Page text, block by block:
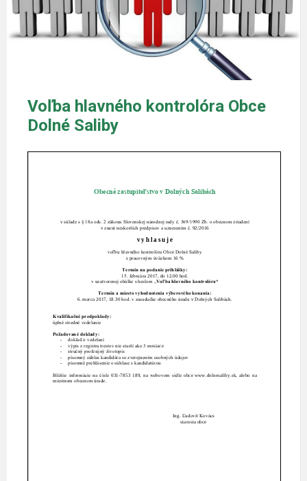
Voľba hlavného kontrolóra Obce
Dolné Saliby